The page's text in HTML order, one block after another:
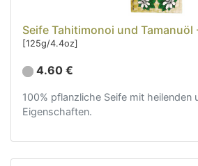
Seife Tahitimonoi und Tamanuöl
[125g/4.4oz]
4.60 €
100% pflanzliche Seife mit heilenden
Eigenschaften.